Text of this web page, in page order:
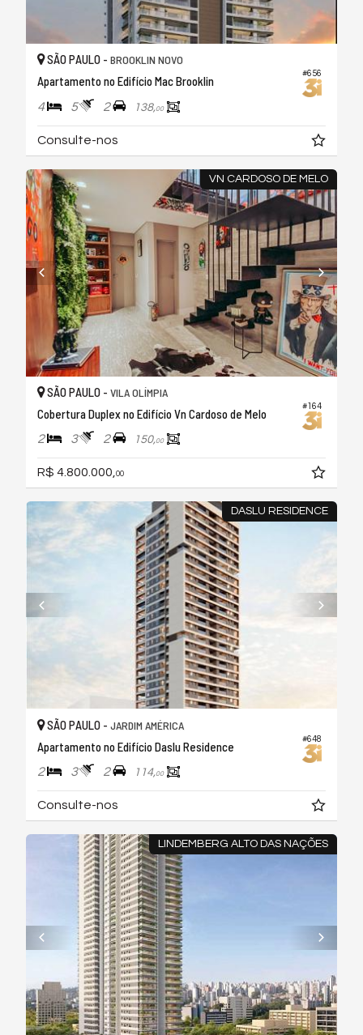
#656
SÃO PAULO - BROOKLIN NOVO
Apartamento no Edifício Mac Brooklin
4 5 2 138,00
Consulte-nos
VN CARDOSO DE MELO
#164
SÃO PAULO - VILA OLÍMPIA
Cobertura Duplex no Edifício Vn Cardoso de Melo
2 3 2 150,00
R$ 4.800.000, 00
DASLU RESIDENCE
#648
SÃO PAULO - JARDIM AMÉRICA
Apartamento no Edifício Daslu Residence
2 3 2 114,00
Consulte-nos
LINDEMBERG ALTO DAS NAÇÕES